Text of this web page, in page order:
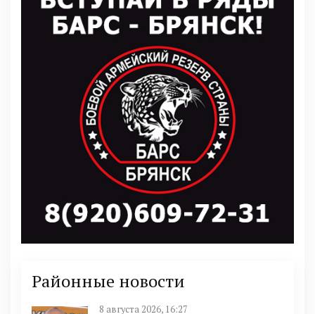
Районные новости
8 августа 2026, 16:27